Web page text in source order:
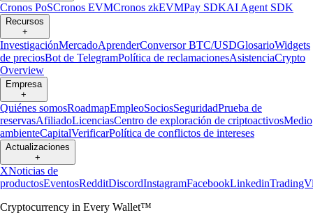
Cronos PoSCronos EVMCronos zkEVMPay SDKAI Agent SDK
Recursos
+
InvestigaciónMercadoAprenderConversor BTC/USDGlosarioWidgets
de preciosBot de TelegramPolítica de reclamacionesAsistenciaCrypto
Overview
Empresa
+
Quiénes somosRoadmapEmpleoSociosSeguridadPrueba de
reservasAfiliadoLicenciasCentro de exploración de criptoactivosMedio
ambienteCapitalVerificarPolítica de conflictos de intereses
Actualizaciones
+
XNoticias de
productosEventosRedditDiscordInstagramFacebookLinkedin
Cryptocurrency in Every Wallet™